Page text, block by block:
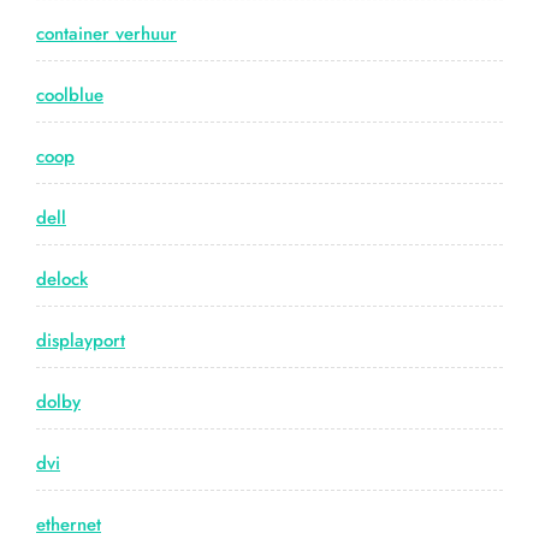
container verhuur
coolblue
coop
dell
delock
displayport
dolby
dvi
ethernet